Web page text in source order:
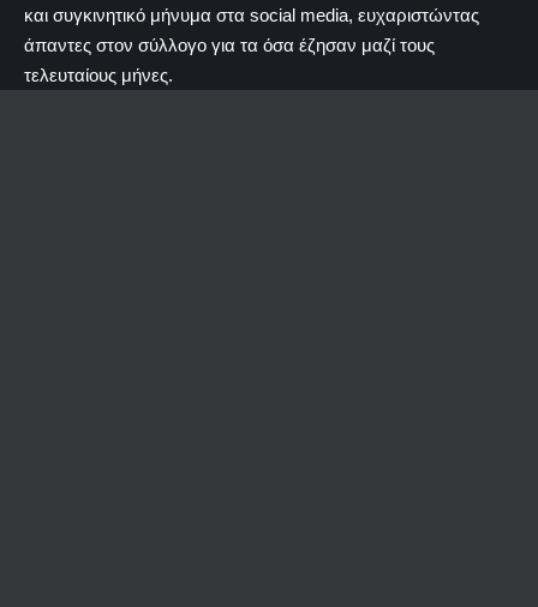
και συγκινητικό μήνυμα στα social media, ευχαριστώντας
άπαντες στον σύλλογο για τα όσα έζησαν μαζί τους
τελευταίους μήνες.